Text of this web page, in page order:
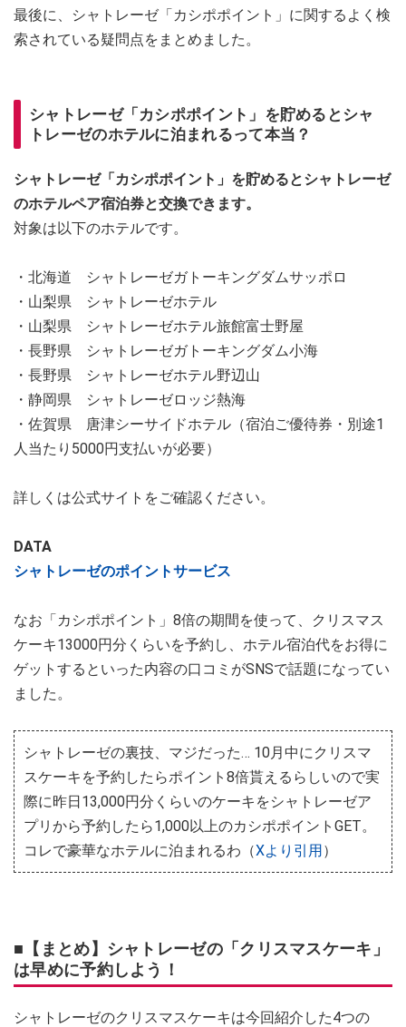
最後に、シャトレーゼ「カシポポイント」に関するよく検
索されている疑問点をまとめました。
シャトレーゼ「カシポポイント」を貯めるとシャ
トレーゼのホテルに泊まれるって本当？
シャトレーゼ「カシポポイント」を貯めるとシャトレーゼ
のホテルペア宿泊券と交換できます。
対象は以下のホテルです。
・北海道 シャトレーゼガトーキングダムサッポロ
・山梨県 シャトレーゼホテル
・山梨県 シャトレーゼホテル旅館富士野屋
・長野県 シャトレーゼガトーキングダム小海
・長野県 シャトレーゼホテル野辺山
・静岡県 シャトレーゼロッジ熱海
・佐賀県 唐津シーサイドホテル（宿泊ご優待券・別途1
人当たり5000円支払いが必要）
詳しくは公式サイトをご確認ください。
DATA
シャトレーゼのポイントサービス
なお「カシポポイント」8倍の期間を使って、クリスマス
ケーキ13000円分くらいを予約し、ホテル宿泊代をお得に
ゲットするといった内容の口コミがSNSで話題になってい
ました。
シャトレーゼの裏技、マジだった… 10月中にクリスマ
スケーキを予約したらポイント8倍貰えるらしいので実
際に昨日13,000円分くらいのケーキをシャトレーゼア
プリから予約したら1,000以上のカシポポイントGET。
コレで豪華なホテルに泊まれるわ（Xより引用）
■【まとめ】シャトレーゼの「クリスマスケーキ」
は早めに予約しよう！
シャトレーゼのクリスマスケーキは今回紹介した4つの